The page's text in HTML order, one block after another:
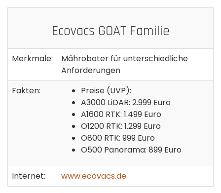
Ecovacs GOAT Familie
Merkmale:
Mähroboter für unterschiedliche
Anforderungen
Fakten:
Preise (UVP):
A3000 LiDAR: 2.999 Euro
A1600 RTK: 1.499 Euro
O1200 RTK: 1.299 Euro
O800 RTK: 999 Euro
O500 Panorama: 899 Euro
Internet: www.ecovacs.de